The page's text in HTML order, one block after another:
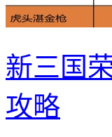
新三国
攻略